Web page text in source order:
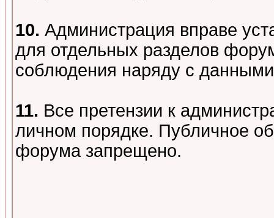
10. Администрация вправе
для отдельных разделов
соблюдения наряду с
11. Все претензии к
личном порядке. Публичное
форума запрещено.